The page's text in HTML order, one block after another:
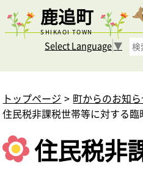
鹿追町
SHIKAOI TOWN
Select Language▼
トップページ
町からのお知
住民税非課税世帯等に対する
住民税非